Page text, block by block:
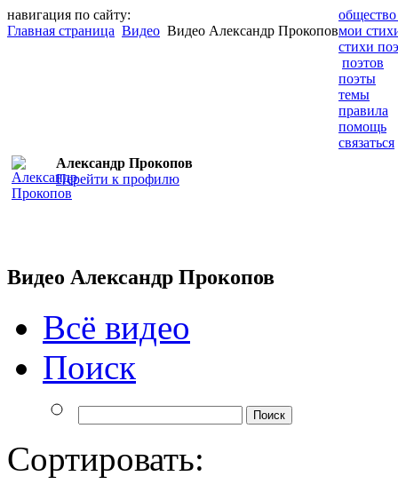
навигация по сайту:
Главная страница Видео Видео Александр Прокоповмои
стихи
поэтов
поэты
темы
правила
помощь
связаться
Александр Прокопов
Перейти к профилю
Видео Александр Прокопов
Всё видео
Поиск
Сортировать: